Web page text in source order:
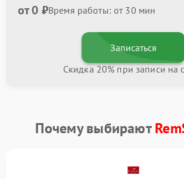
от 0 ₽Время работы: от 30 мин
Записаться
Скидка 20% при записи на
Почему выбирают